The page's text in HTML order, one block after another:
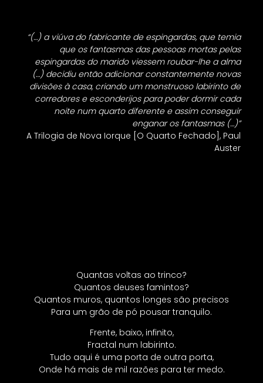
“(…) a viúva do fabricante de espingardas, que temia
que os fantasmas das pessoas mortas pelas
espingardas do marido viessem roubar-lhe a alma
(…) decidiu então adicionar constantemente novas
divisões à casa, criando um monstruoso labirinto de
corredores e esconderijos para poder dormir cada
noite num quarto diferente e assim conseguir
enganar os fantasmas (…)”
A Trilogia de Nova Iorque [O Quarto Fechado], Paul
Auster
Quantas voltas ao trinco?
Quantos deuses famintos?
Quantos muros, quantos longes são precisos
Para um grão de pó pousar tranquilo.
Frente, baixo, infinito,
Fractal num labirinto.
Tudo aqui é uma porta de outra porta,
Onde há mais de mil razões para ter medo.